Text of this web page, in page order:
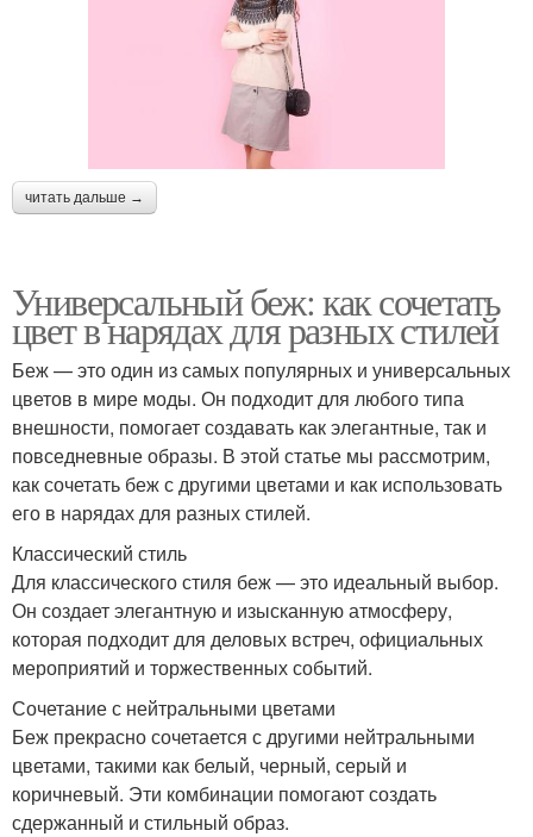
читать дальше →
Универсальный беж: как сочетать
цвет в нарядах для разных стилей
Беж — это один из самых популярных и универсальных
цветов в мире моды. Он подходит для любого типа
внешности, помогает создавать как элегантные, так и
повседневные образы. В этой статье мы рассмотрим,
как сочетать беж с другими цветами и как использовать
его в нарядах для разных стилей.
Классический стиль
Для классического стиля беж — это идеальный выбор.
Он создает элегантную и изысканную атмосферу,
которая подходит для деловых встреч, официальных
мероприятий и торжественных событий.
Сочетание с нейтральными цветами
Беж прекрасно сочетается с другими нейтральными
цветами, такими как белый, черный, серый и
коричневый. Эти комбинации помогают создать
сдержанный и стильный образ.